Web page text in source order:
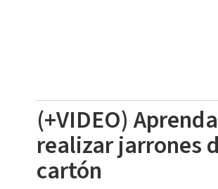
(+VIDEO)
realizar jarrones
cartón